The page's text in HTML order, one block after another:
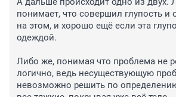
понимает, что совершил глупость и
на этом, и хорошо ещё если эта
одеждой.
Либо же, понимая что проблема не
логично, ведь несуществующую
невозможно решить по